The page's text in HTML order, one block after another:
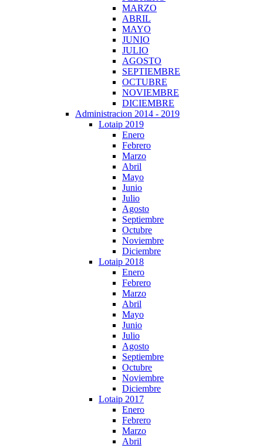
MARZO
ABRIL
MAYO
JUNIO
JULIO
AGOSTO
SEPTIEMBRE
OCTUBRE
NOVIEMBRE
DICIEMBRE
Administracion 2014 - 2019
Lotaip 2019
Enero
Febrero
Marzo
Abril
Mayo
Junio
Julio
Agosto
Septiembre
Octubre
Noviembre
Diciembre
Lotaip 2018
Enero
Febrero
Marzo
Abril
Mayo
Junio
Julio
Agosto
Septiembre
Octubre
Noviembre
Diciembre
Lotaip 2017
Enero
Febrero
Marzo
Abril